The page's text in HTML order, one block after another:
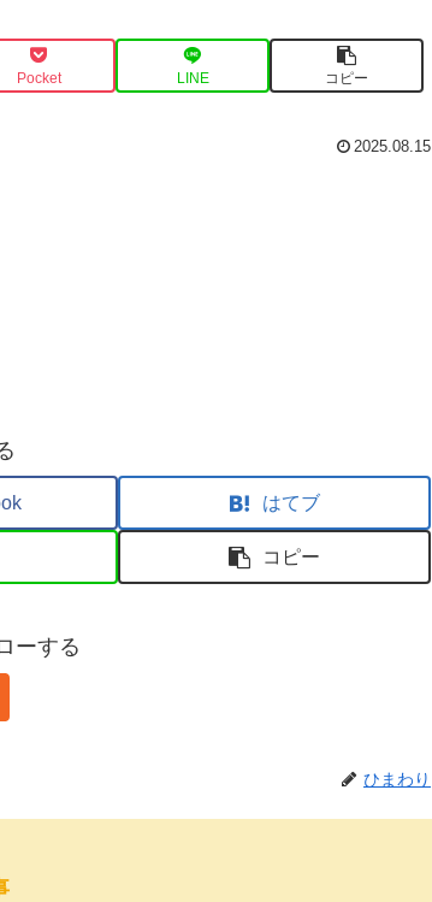
Pocket LINE コピー
2025.08.15
はてブ
コピー
ーする
ひまわり